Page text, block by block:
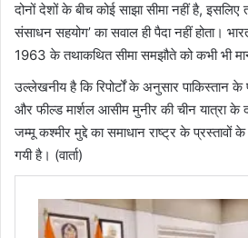
दोनों देशों के बीच कोई साझा सीमा नहीं है,
संसाधन सहयोग’ का सवाल ही पैदा नहीं होता।
1963 के तथाकथित सीमा समझौते को कभी भी
उल्लेखनीय है कि रिपोर्टों के अनुसार पाकिस्तान
और फील्ड मार्शल आसीम मुनीर की चीन यात्रा के
जम्मू कश्मीर मुद्दे का समाधान राष्ट्र के प्रस्तावों
गयी है। (वार्ता)